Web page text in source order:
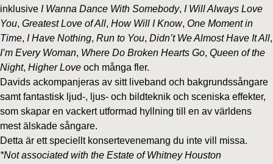
inklusive I Wanna Dance With Somebody, I Will Always Love
You, Greatest Love of All, How Will I Know, One Moment in
Time, I Have Nothing, Run to You, Didn’t We Almost Have It All,
I’m Every Woman, Where Do Broken Hearts Go, Queen of the
Night, Higher Love och många fler.
Davids ackompanjeras av sitt liveband och bakgrundssångare
samt fantastisk ljud-, ljus- och bildteknik och sceniska effekter,
som skapar en vackert utformad hyllning till en av världens
mest älskade sångare.
Detta är ett speciellt konsertevenemang du inte vill missa.
*Not associated with the Estate of Whitney Houston